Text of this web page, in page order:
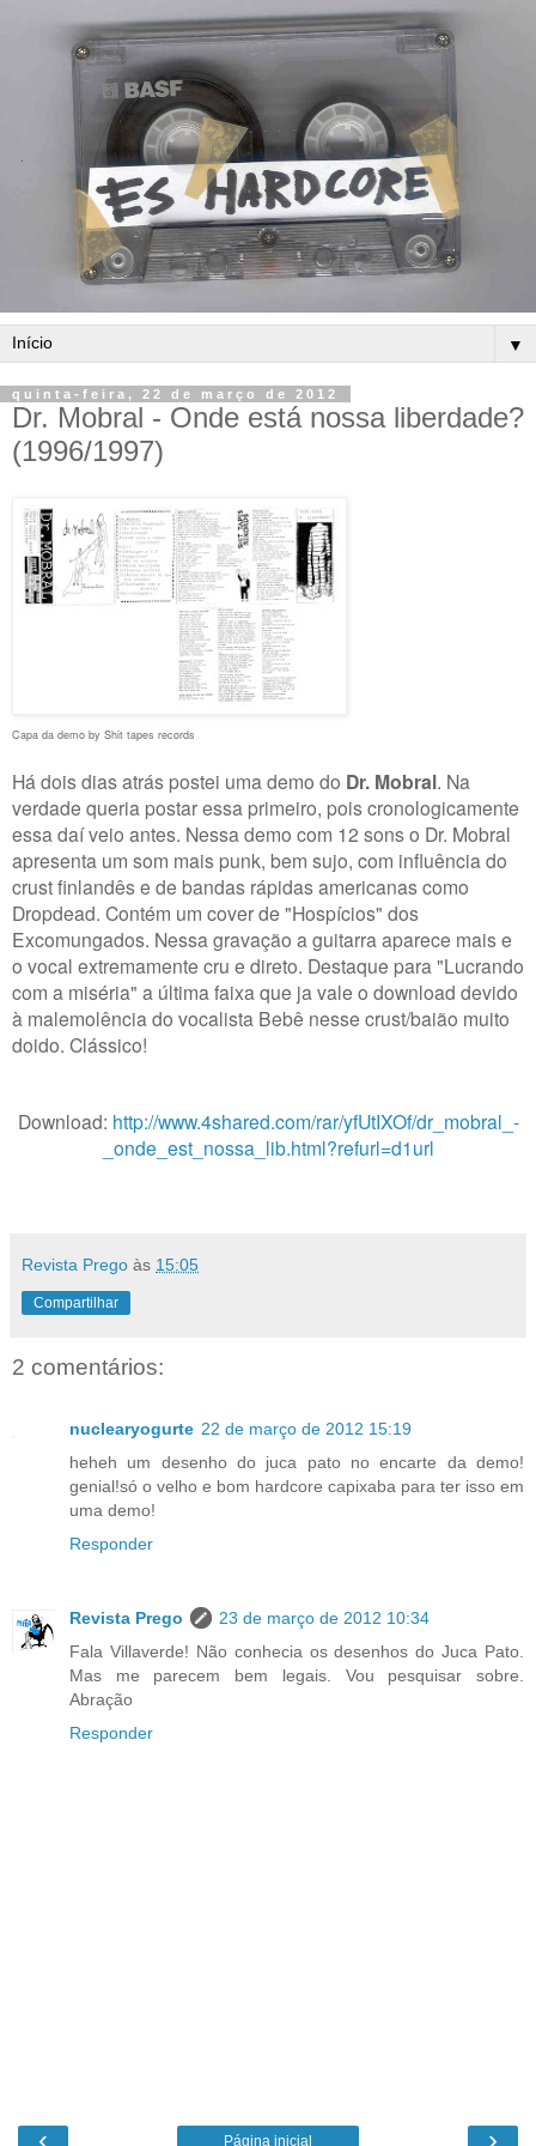
▼
quinta-feira, 22 de março de 2012
Dr. Mobral - Onde está nossa liberdade?
(1996/1997)
Capa da demo by Shit tapes records
Há dois dias atrás postei uma demo do Dr. Mobral. Na
verdade queria postar essa primeiro, pois cronologicamente
essa daí veio antes. Nessa demo com 12 sons o Dr. Mobral
apresenta um som mais punk, bem sujo, com influência do
crust finlandês e de bandas rápidas americanas como
Dropdead. Contém um cover de "Hospícios" dos
Excomungados. Nessa gravação a guitarra aparece mais e
o vocal extremamente cru e direto. Destaque para "Lucrando
com a miséria" a última faixa que ja vale o download devido
à malemolência do vocalista Bebê nesse crust/baião muito
doido. Clássico!
Download: http://www.4shared.com/rar/yfUtIXOf/dr_mobral_-
_onde_est_nossa_lib.html?refurl=d1url
Revista Prego às 15:05
Compartilhar
2 comentários:
nuclearyogurte 22 de março de 2012 15:19
heheh um desenho do juca pato no encarte da demo!
genial!só o velho e bom hardcore capixaba para ter isso em
uma demo!
Responder
Revista Prego
23 de março de 2012 10:34
Fala Villaverde! Não conhecia os desenhos do Juca Pato.
Mas me parecem bem legais. Vou pesquisar sobre.
Abração
Responder
‹ ›
Página inicial